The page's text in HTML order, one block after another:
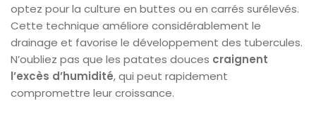
optez pour la culture en buttes ou en carrés surélevés.
Cette technique améliore considérablement le
drainage et favorise le développement des tubercules.
N’oubliez pas que les patates douces craignent
l’excès d’humidité, qui peut rapidement
compromettre leur croissance.